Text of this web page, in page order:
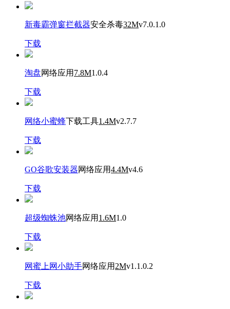
新毒霸弹窗拦截器安全杀毒32Mv7.0.1.0
下载
淘盘网络应用 7.8M1.0.4
下载
网络小蜜蜂下载工具1.4Mv2.7.7
下载
GO谷歌安装器网络应用4.4Mv4.6
下载
超级蜘蛛池网络应用 1.6M1.0
下载
网蜜上网小助手网络应用 2Mv1.1.0.2
下载